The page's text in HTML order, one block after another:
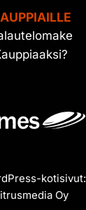
kotisivut:
Oy